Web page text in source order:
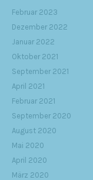
Februar 2023
Dezember 2022
Januar 2022
Oktober 2021
September 2021
April 2021
Februar 2021
September 2020
August 2020
Mai 2020
April 2020
März 2020